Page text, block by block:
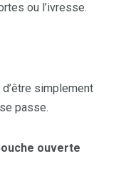
ou l’ivresse.
simplement
passe.
ouverte